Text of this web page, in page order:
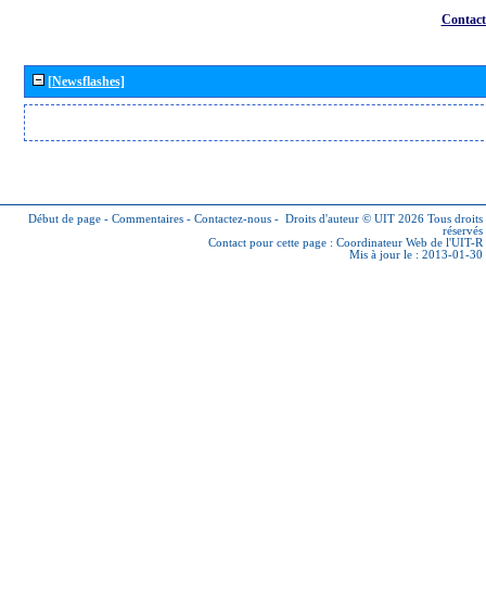
[Newsflashes]
Début de page - Commentaires - Contactez-nous - Droits d'auteur © UIT 2026 Tous droits
réservés
Contact pour cette page : Coordinateur Web de l'UIT-R
Mis à jour le : 2013-01-30